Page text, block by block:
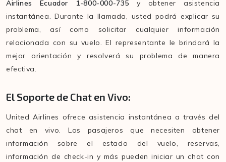
Airlines Ecuador 1-800-000-735 y obtener asistencia
instantánea. Durante la llamada, usted podrá explicar su
problema, así como solicitar cualquier información
relacionada con su vuelo. El representante le brindará la
mejor orientación y resolverá su problema de manera
efectiva.
El Soporte de Chat en Vivo:
United Airlines ofrece asistencia instantánea a través del
chat en vivo. Los pasajeros que necesiten obtener
información sobre el estado del vuelo, reservas,
información de check-in y más pueden iniciar un chat con